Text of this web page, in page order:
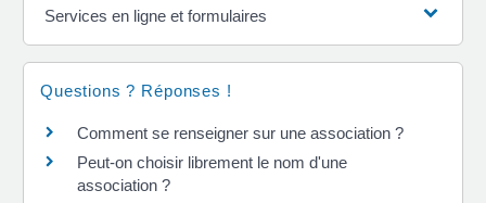
Services en ligne et formulaires
Questions ? Réponses !
Comment se renseigner sur une association ?
Peut-on choisir librement le nom d'une
association ?